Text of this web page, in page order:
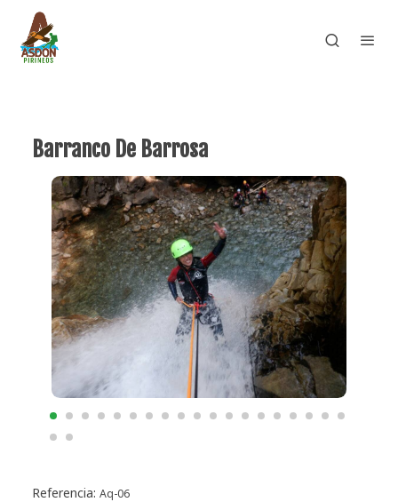
Barranco De Barrosa
Referencia: Aq-06